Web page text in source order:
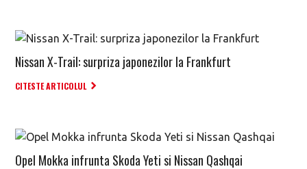
Nissan X-Trail: surpriza japonezilor la Frankfurt
CITESTE ARTICOLUL
Opel Mokka infrunta Skoda Yeti si Nissan Qashqai